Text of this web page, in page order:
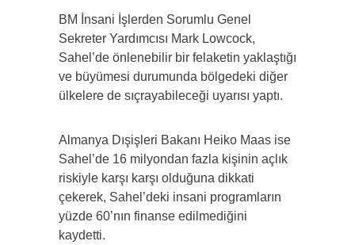
BM İnsani İşlerden Sorumlu Genel
Sekreter Yardımcısı Mark Lowcock,
Sahel’de önlenebilir bir felaketin yaklaştığı
ve büyümesi durumunda bölgedeki diğer
ülkelere de sıçrayabileceği uyarısı yaptı.
Almanya Dışişleri Bakanı Heiko Maas ise
Sahel’de 16 milyondan fazla kişinin açlık
riskiyle karşı karşı olduğuna dikkati
çekerek, Sahel’deki insani programların
yüzde 60’nın finanse edilmediğini
kaydetti.